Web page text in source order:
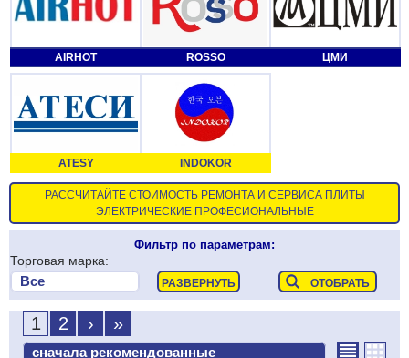
AIRHOT ROSSO ЦМИ
ATESY INDOKOR
РАССЧИТАЙТЕ СТОИМОСТЬ РЕМОНТА И СЕРВИСА ПЛИТЫ
ЭЛЕКТРИЧЕСКИЕ ПРОФЕСИОНАЛЬНЫЕ
Фильтр по параметрам:
Торговая марка:
1 2 › »